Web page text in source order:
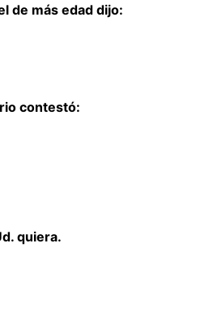
de más edad dijo:
contestó:
quiera.